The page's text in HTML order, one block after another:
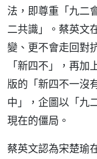
法，即尊重「九二
二共識」。蔡英文
變、更不會走回對
「新四不」，再
版的「新四不一沒
中」，企圖以「九
現在的僵局。
蔡英文認為宋楚瑜